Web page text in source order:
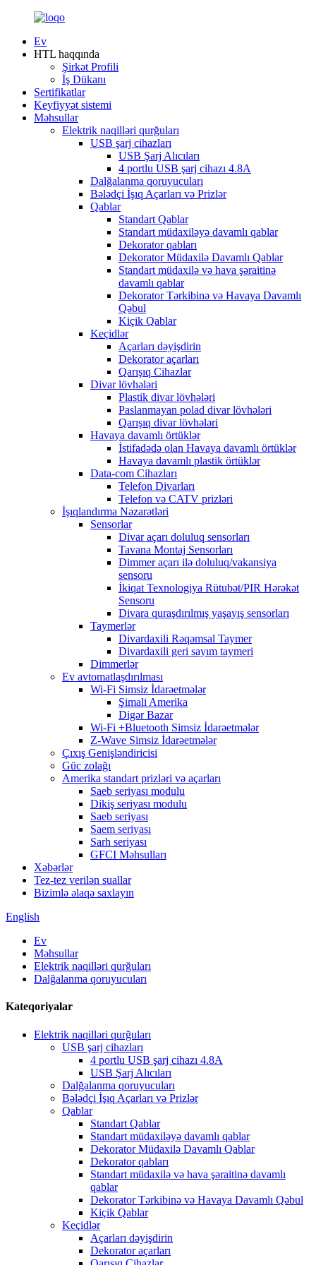
Ev
HTL haqqında
Şirkət Profili
İş Dükanı
Sertifikatlar
Keyfiyyət sistemi
Məhsullar
Elektrik naqilləri qurğuları
USB şarj cihazları
USB Şarj Alıcıları
4 portlu USB şarj cihazı 4.8A
Dalğalanma qoruyucuları
Bələdçi İşıq Açarları və Prizlər
Qablar
Standart Qablar
Standart müdaxiləyə davamlı qablar
Dekorator qabları
Dekorator Müdaxilə Davamlı Qablar
Standart müdaxilə və hava şəraitinə
davamlı qablar
Dekorator Tərkibinə və Havaya Davamlı
Qəbul
Kiçik Qablar
Keçidlər
Açarları dəyişdirin
Dekorator açarları
Qarışıq Cihazlar
Divar lövhələri
Plastik divar lövhələri
Paslanmayan polad divar lövhələri
Qarışıq divar lövhələri
Havaya davamlı örtüklər
İstifadədə olan Havaya davamlı örtüklər
Havaya davamlı plastik örtüklər
Data-com Cihazları
Telefon Divarları
Telefon və CATV prizləri
İşıqlandırma Nəzarətləri
Sensorlar
Divar açarı doluluq sensorları
Tavana Montaj Sensorları
Dimmer açarı ilə doluluq/vakansiya
sensoru
İkiqat Texnologiya Rütubət/PIR Hərəkət
Sensoru
Divara quraşdırılmış yaşayış sensorları
Taymerlər
Divardaxili Rəqəmsal Taymer
Divardaxili geri sayım taymeri
Dimmerlər
Ev avtomatlaşdırılması
Wi-Fi Simsiz İdarəetmələr
Şimali Amerika
Digər Bazar
Wi-Fi +Bluetooth Simsiz İdarəetmələr
Z-Wave Simsiz İdarəetmələr
Çıxış Genişləndiricisi
Güc zolağı
Amerika standart prizləri və açarları
Saeb seriyası modulu
Dikiş seriyası modulu
Saeb seriyası
Saem seriyası
Sarh seriyası
GFCI Məhsulları
Xəbərlər
Tez-tez verilən suallar
Bizimlə əlaqə saxlayın
English
Ev
Məhsullar
Elektrik naqilləri qurğuları
Dalğalanma qoruyucuları
Kateqoriyalar
Elektrik naqilləri qurğuları
USB şarj cihazları
4 portlu USB şarj cihazı 4.8A
USB Şarj Alıcıları
Dalğalanma qoruyucuları
Bələdçi İşıq Açarları və Prizlər
Qablar
Standart Qablar
Standart müdaxiləyə davamlı qablar
Dekorator Müdaxilə Davamlı Qablar
Dekorator qabları
Standart müdaxilə və hava şəraitinə davamlı
qablar
Dekorator Tərkibinə və Havaya Davamlı Qəbul
Kiçik Qablar
Keçidlər
Açarları dəyişdirin
Dekorator açarları